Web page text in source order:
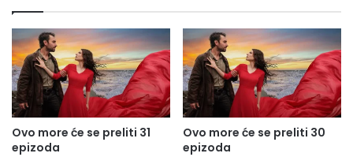
Ovo more će se preliti 31
epizoda
Ovo more će se preliti 30
epizoda